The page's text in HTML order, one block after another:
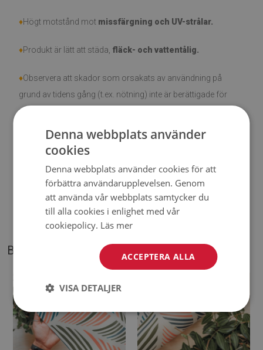
♦Högt motstånd mot missfärgning och UV-strålar.
♦Produkt är lätt att städa, fläck- och vattentålig.
♦Observera att skador som orsakats av användning på
grund av tidens gång (t.ex. nötning) inte är berättigade för
reklamationer.
Hur tar man hand om produkten?
Rengör med en fuktig trasa —använd inte starka
kemikalier.
Vädra mattans undersida regelbundet.
BILDER PÅ VÅR PRODUKT
Denna webbplats använder
cookies
Denna webbplats använder cookies för att
förbättra användarupplevelsen. Genom
att använda vår webbplats samtycker du
till alla cookies i enlighet med vår
cookiepolicy. Läs mer
ACCEPTERA ALLA
VISA DETALJER